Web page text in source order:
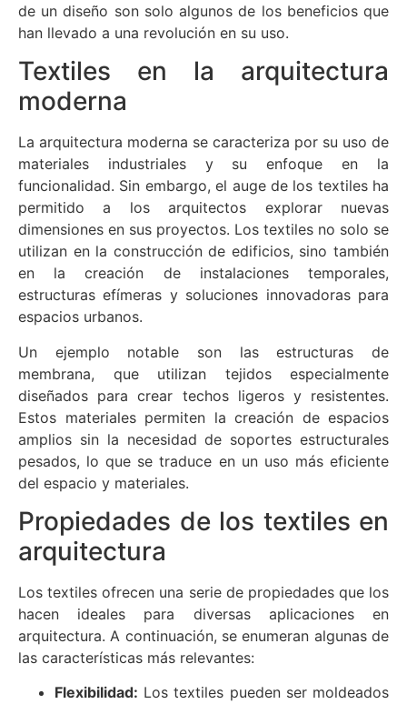
de un diseño son solo algunos de los beneficios que
han llevado a una revolución en su uso.
Textiles en la arquitectura
moderna
La arquitectura moderna se caracteriza por su uso de
materiales industriales y su enfoque en la
funcionalidad. Sin embargo, el auge de los textiles ha
permitido a los arquitectos explorar nuevas
dimensiones en sus proyectos. Los textiles no solo se
utilizan en la construcción de edificios, sino también
en la creación de instalaciones temporales,
estructuras efímeras y soluciones innovadoras para
espacios urbanos.
Un ejemplo notable son las estructuras de
membrana, que utilizan tejidos especialmente
diseñados para crear techos ligeros y resistentes.
Estos materiales permiten la creación de espacios
amplios sin la necesidad de soportes estructurales
pesados, lo que se traduce en un uso más eficiente
del espacio y materiales.
Propiedades de los textiles en
arquitectura
Los textiles ofrecen una serie de propiedades que los
hacen ideales para diversas aplicaciones en
arquitectura. A continuación, se enumeran algunas de
las características más relevantes:
Flexibilidad: Los textiles pueden ser moldeados